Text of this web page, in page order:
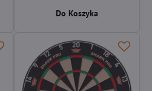
numerowanie oraz stabilny montaż
Do Koszyka